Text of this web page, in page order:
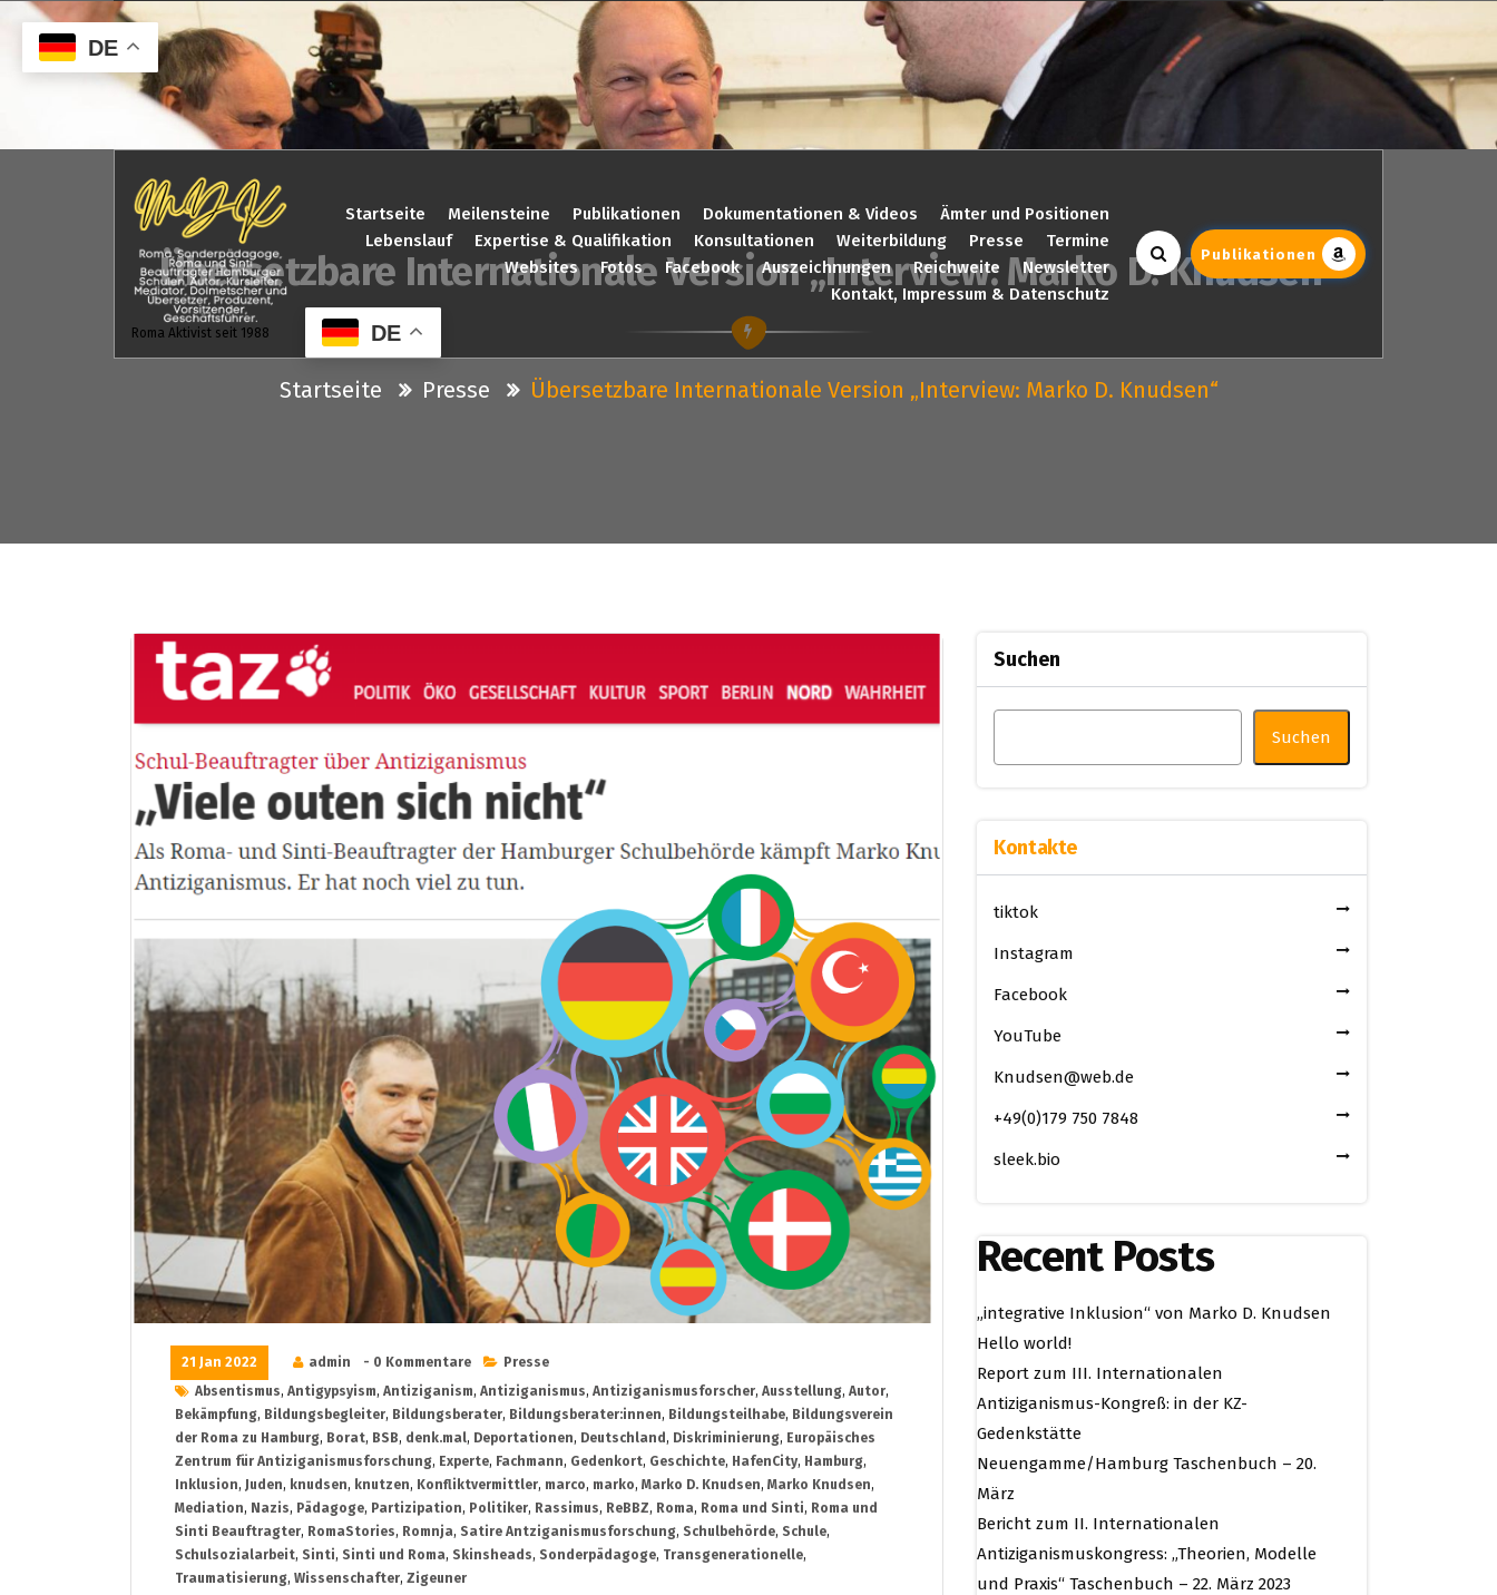
Zum
Inhalt
springen
Roma Aktivist seit 1988
Startseite Meilensteine Publikationen Dokumentationen & Videos
Ämter und Positionen
Lebenslauf
Expertise & Qualifikation Konsultationen Weiterbildung Presse
Termine
Websites
Fotos Facebook Auszeichnungen Reichweite
Newsletter
Kontakt, Impressum & Datenschutz
DE
Publikationen
Übersetzbare Internationale Version „Interview: Marko D. Knudsen“
Startseite Presse Übersetzbare Internationale Version „Interview: Marko D. Knudsen“
21 Jan 2022 admin - 0 Kommentare
Presse
Absentismus, Antigypsyism, Antiziganism, Antiziganismus, Antiziganismusforscher, Ausstellung, Autor,
Bekämpfung, Bildungsbegleiter, Bildungsberater, Bildungsberater:innen, Bildungsteilhabe, Bildungsverein
der Roma zu Hamburg, Borat, BSB, denk.mal, Deportationen, Deutschland, Diskriminierung, Europäisches
Zentrum für Antiziganismusforschung, Experte, Fachmann, Gedenkort, Geschichte, HafenCity, Hamburg,
Inklusion, Juden, knudsen, knutzen, Konfliktvermittler, marco, marko, Marko D. Knudsen, Marko Knudsen,
Mediation, Nazis, Pädagoge, Partizipation, Politiker, Rassimus, ReBBZ, Roma, Roma und Sinti, Roma und
Sinti Beauftragter, RomaStories, Romnja, Satire Antziganismusforschung, Schulbehörde, Schule,
Schulsozialarbeit, Sinti, Sinti und Roma, Skinsheads, Sonderpädagoge, Transgenerationelle,
Traumatisierung, Wissenschafter, Zigeuner
Suchen
Suchen
Kontakte
tiktok
Instagram
Facebook
YouTube
Knudsen@web.de
+49(0)179 750 7848
sleek.bio
Recent Posts
„integrative Inklusion“ von Marko D. Knudsen
Hello world!
Report zum III. Internationalen
Antiziganismus-Kongreß: in der KZ-
Gedenkstätte
Neuengamme/Hamburg Taschenbuch – 20.
März
Bericht zum II. Internationalen
Antiziganismuskongress: „Theorien, Modelle
und Praxis“ Taschenbuch – 22. März 2023
DE